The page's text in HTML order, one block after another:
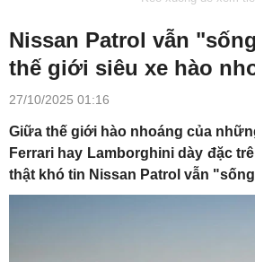
Nissan Patrol vẫn
thế giới siêu xe hào
27/10/2025 01:16
Giữa thế giới hào nhoáng của
Ferrari hay Lamborghini dày đặc
thật khó tin Nissan Patrol vẫn